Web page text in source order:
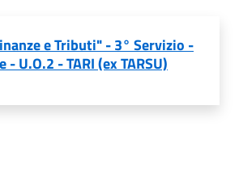
e Tributi" - 3° Servizio -
- U.O.2 - TARI (ex TARSU)